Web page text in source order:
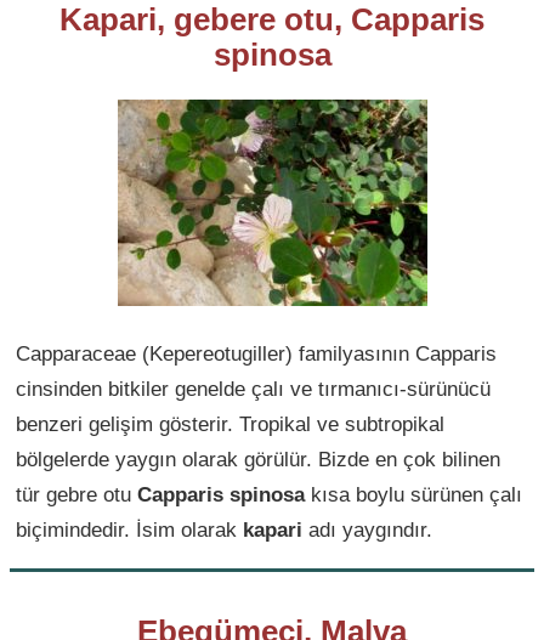
Kapari, gebere otu, Capparis
spinosa
Capparaceae (Kepereotugiller) familyasının Capparis
cinsinden bitkiler genelde çalı ve tırmanıcı-sürünücü
benzeri gelişim gösterir. Tropikal ve subtropikal
bölgelerde yaygın olarak görülür. Bizde en çok bilinen
tür gebre otu Capparis spinosakısa boylu sürünen çalı
biçimindedir. İsim olarak kapari adı yaygındır.
Ebegümeci, Malva